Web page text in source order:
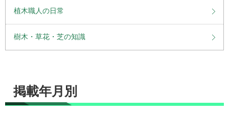
植木職人の日常
樹木・草花・芝の知識
掲載年月別